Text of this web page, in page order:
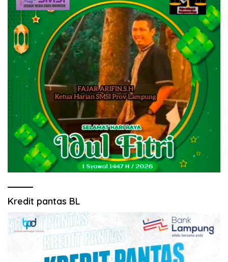
Kredit pantas BL